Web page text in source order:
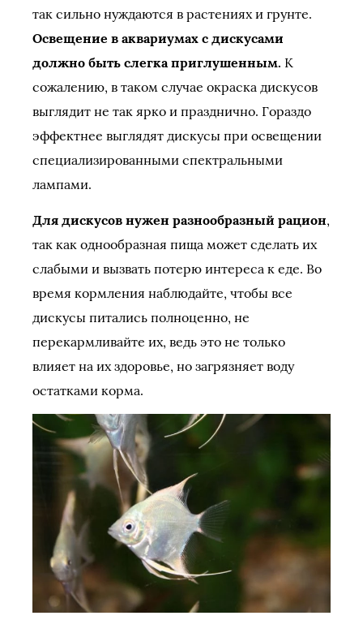
так сильно нуждаются в растениях и грунте.
Освещение в аквариумах с дискусами
должно быть слегка приглушенным. К
сожалению, в таком случае окраска дискусов
выглядит не так ярко и празднично. Гораздо
эффектнее выглядят дискусы при освещении
специализированными спектральными
лампами.
Для дискусов нужен разнообразный рацион,
так как однообразная пища может сделать их
слабыми и вызвать потерю интереса к еде. Во
время кормления наблюдайте, чтобы все
дискусы питались полноценно, не
перекармливайте их, ведь это не только
влияет на их здоровье, но загрязняет воду
остатками корма.